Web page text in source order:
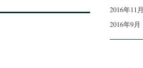
2016年11月
2016年9月